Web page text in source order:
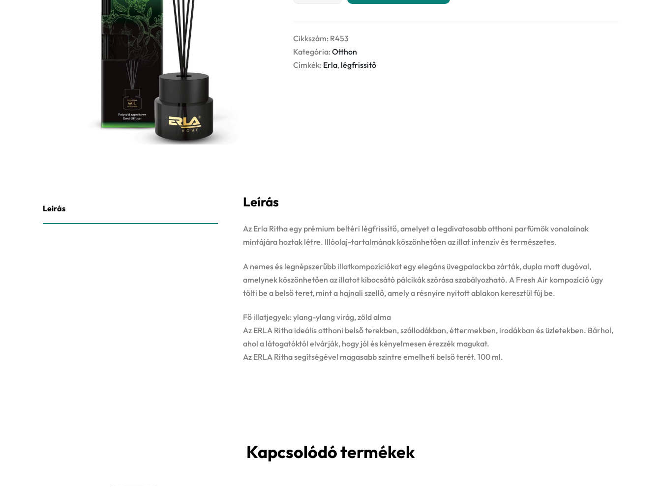
AIR
100ml
légfrissítő
Cikkszám: R453
Kategória:Otthon
Címkék: Erla, légfrissitő
Leírás Leírás
Az Erla Ritha egy prémium beltéri légfrissítő, amelyet a legdivatosabb otthoni parfümök vonalainak
mintájára hoztak létre. Illóolaj-tartalmának köszönhetően az illat intenzív és természetes.
A nemes és legnépszerűbb illatkompozíciókat egy elegáns üvegpalackba zárták, dupla matt dugóval,
amelynek köszönhetően az illatot kibocsátó pálcikák szórása szabályozható. A Fresh Air kompozíció úgy
tölti be a belső teret, mint a hajnali szellő, amely a résnyire nyitott ablakon keresztül fúj be.
Fő illatjegyek: ylang-ylang virág, zöld alma
Az ERLA Ritha ideális otthoni belső terekben, szállodákban, éttermekben, irodákban és üzletekben. Bárhol,
ahol a látogatóktól elvárják, hogy jól és kényelmesen érezzék magukat.
Az ERLA Ritha segítségével magasabb szintre emelheti belső terét. 100 ml.
Kapcsolódó termékek